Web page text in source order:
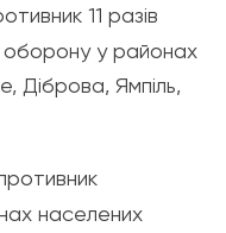
11 разів
оборону у районах
Діброва, Ямпіль,
населених